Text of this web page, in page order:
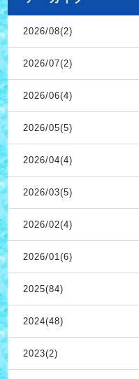
2026/08(2)
2026/07(2)
2026/06(4)
2026/05(5)
2026/04(4)
2026/03(5)
2026/02(4)
2026/01(6)
2025(84)
2024(48)
2023(2)